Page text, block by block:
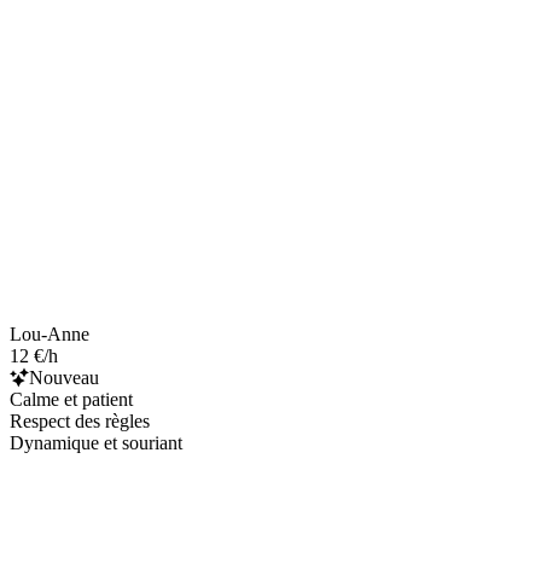
Lou-Anne
12 €/h
Nouveau
Calme et patient
Respect des règles
Dynamique et souriant